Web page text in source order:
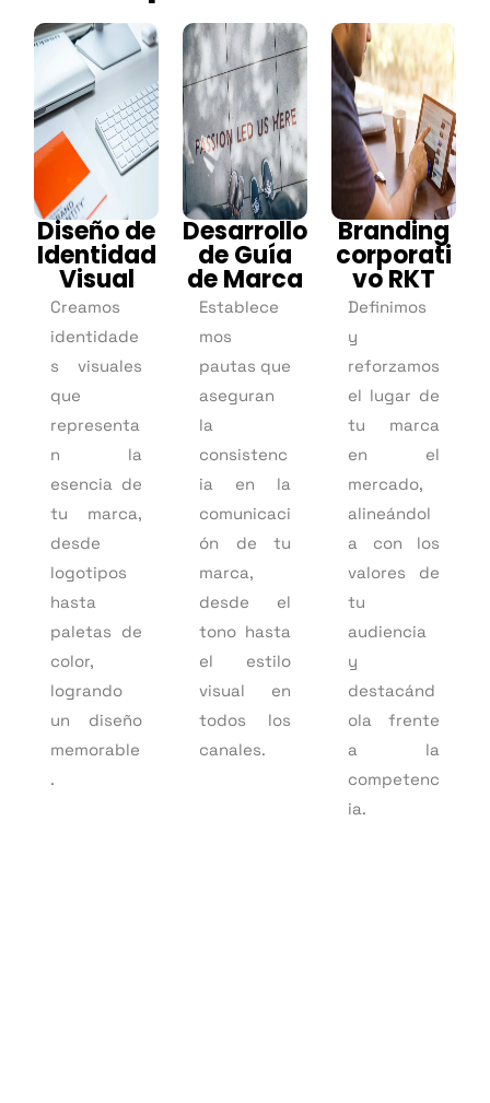
Diseño de
Identidad
Visual
Creamos
identidade
s visuales
que
representa
n la
esencia de
tu marca,
desde
logotipos
hasta
paletas de
color,
logrando
un diseño
memorable
.
Desarrollo
de Guía
de Marca
Establece
mos
pautas que
aseguran
la
consistenc
ia en la
comunicaci
ón de tu
marca,
desde el
tono hasta
el estilo
visual en
todos los
canales.
Branding
corporati
vo RKT
Definimos
y
reforzamos
el lugar de
tu marca
en el
mercado,
alineándol
a con los
valores de
tu
audiencia
y
destacánd
ola frente
a la
competenc
ia.